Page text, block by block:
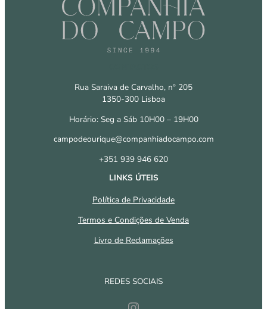
LINKS ÚTEIS
Política de Privacidade
Termos e Condições de Venda
Livro de Reclamações
REDES SOCIAIS
Rua Saraiva de Carvalho, nº 205
1350-300 Lisboa
Horário: Seg a Sáb 10H00 – 19H00
campodeourique@companhiadocampo.com
+351 939 946 620